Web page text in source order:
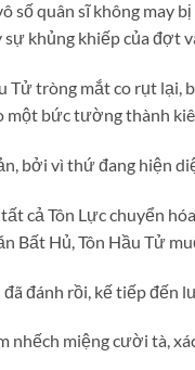
số quân sĩ không may
khủng khiếp của đợt
Tử tròng mắt co rụt lại,
một bức tường thành
bởi vì thứ đang hiện
tất cả Tôn Lực chuyển
Bất Hủ, Tôn Hầu Tử
đánh rồi, kế tiếp đến
nhếch miệng cười tà,